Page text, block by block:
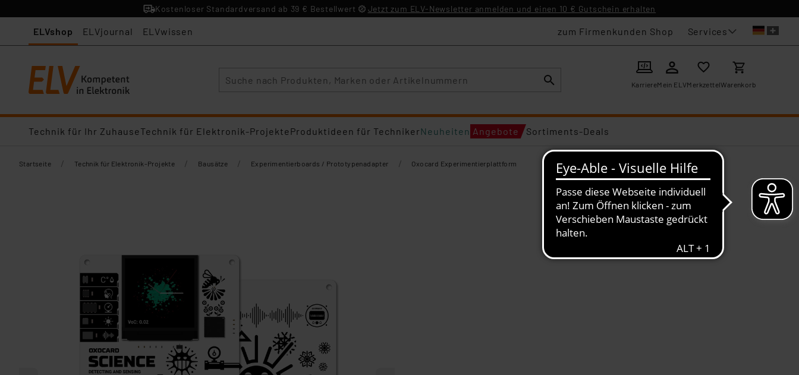
Kostenloser Standardversand ab 39 € Bestellwert Jetzt zum ELV-Newsletter anmelden und einen 10 € Gutschein erhalten
ELVshop ELVjournal ELVwissen zum Firmenkunden Shop Services
KarriereMein ELVMerkzettelWarenkorb
Technik für Ihr ZuhauseTechnik für Elektronik-ProjekteProduktideen für TechnikerNeuheiten Angebote Sortiments-Deals
Startseite / Technik für Elektronik-Projekte / Bausätze / Experimentierboards / Prototypenadapter / Oxocard Experimentierplattform